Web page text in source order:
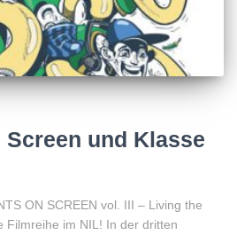
Screen und Klasse
ON SCREEN vol. III – Living the
Filmreihe im NIL! In der dritten